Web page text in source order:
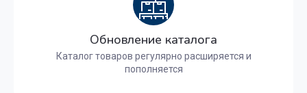
Обновление каталога
Каталог товаров регулярно расширяется и
пополняется